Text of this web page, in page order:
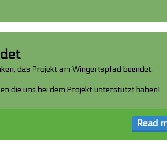
das Projekt am Wingertspfad beendet.
die uns bei dem Projekt unterstützt haben!
Read